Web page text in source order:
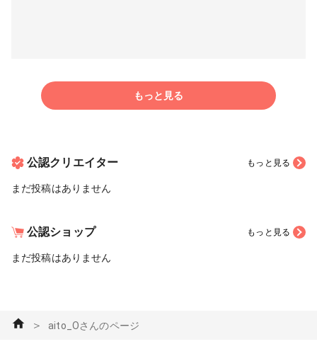
もっと見る
公認クリエイター もっと見る
まだ投稿はありません
公認ショップ もっと見る
まだ投稿はありません
＞ aito_Oさんのページ